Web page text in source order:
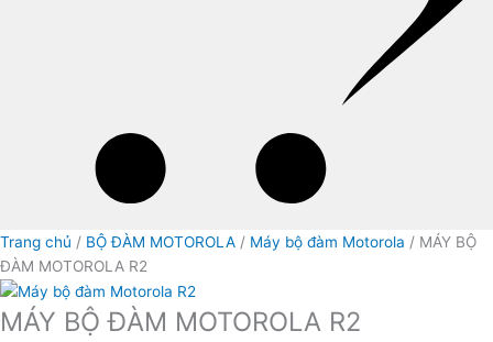
Trang chủ / BỘ ĐÀM MOTOROLA / Máy bộ đàm Motorola / MÁY BỘ
ĐÀM MOTOROLA R2
MÁY BỘ ĐÀM MOTOROLA R2